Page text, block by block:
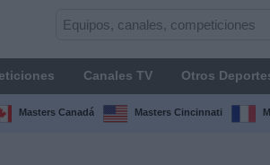
Canales TV Otros
Masters Canadá Masters Cincinnati